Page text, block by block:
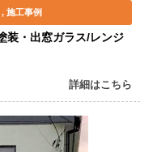
施工事例
・出窓ガラス/レンジ
詳細はこちら